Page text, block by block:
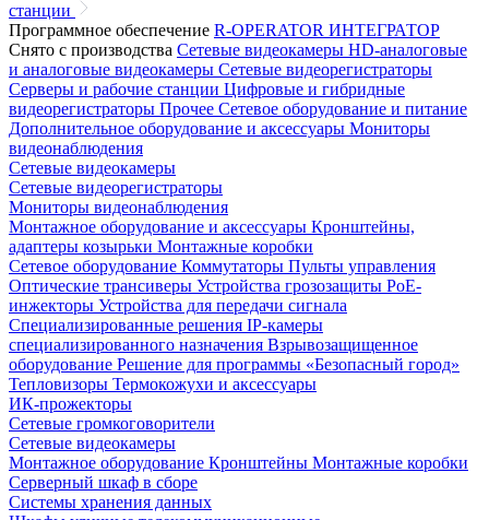
станции
Программное обеспечение R-OPERATOR ИНТЕГРАТОР
Снято с производства Сетевые видеокамеры HD-аналоговые
и аналоговые видеокамеры Сетевые видеорегистраторы
Серверы и рабочие станции Цифровые и гибридные
видеорегистраторы Прочее Сетевое оборудование и питание
Дополнительное оборудование и аксессуары Мониторы
видеонаблюдения
Сетевые видеокамеры
Сетевые видеорегистраторы
Мониторы видеонаблюдения
Монтажное оборудование и аксессуары Кронштейны,
адаптеры козырьки Монтажные коробки
Сетевое оборудование Коммутаторы Пульты управления
Оптические трансиверы Устройства грозозащиты PoE-
инжекторы Устройства для передачи сигнала
Специализированные решения IP-камеры
специализированного назначения Взрывозащищенное
оборудование Решение для программы «Безопасный город»
Тепловизоры Термокожухи и аксессуары
ИК-прожекторы
Сетевые громкоговорители
Сетевые видеокамеры
Монтажное оборудование Кронштейны Монтажные коробки
Серверный шкаф в сборе
Системы хранения данных